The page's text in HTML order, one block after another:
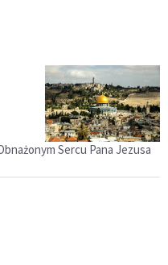
Sercu Pana Jezusa